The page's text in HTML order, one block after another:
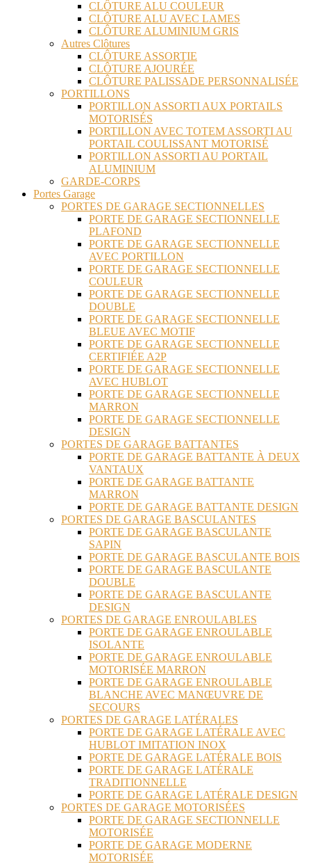
CLÔTURE ALU COULEUR
CLÔTURE ALU AVEC LAMES
CLÔTURE ALUMINIUM GRIS
Autres Clôtures
CLÔTURE ASSORTIE
CLÔTURE AJOURÉE
CLÔTURE PALISSADE PERSONNALISÉE
PORTILLONS
PORTILLON ASSORTI AUX PORTAILS
MOTORISÉS
PORTILLON AVEC TOTEM ASSORTI AU
PORTAIL COULISSANT MOTORISÉ
PORTILLON ASSORTI AU PORTAIL
ALUMINIUM
GARDE-CORPS
Portes Garage
PORTES DE GARAGE SECTIONNELLES
PORTE DE GARAGE SECTIONNELLE
PLAFOND
PORTE DE GARAGE SECTIONNELLE
AVEC PORTILLON
PORTE DE GARAGE SECTIONNELLE
COULEUR
PORTE DE GARAGE SECTIONNELLE
DOUBLE
PORTE DE GARAGE SECTIONNELLE
BLEUE AVEC MOTIF
PORTE DE GARAGE SECTIONNELLE
CERTIFIÉE A2P
PORTE DE GARAGE SECTIONNELLE
AVEC HUBLOT
PORTE DE GARAGE SECTIONNELLE
MARRON
PORTE DE GARAGE SECTIONNELLE
DESIGN
PORTES DE GARAGE BATTANTES
PORTE DE GARAGE BATTANTE À DEUX
VANTAUX
PORTE DE GARAGE BATTANTE
MARRON
PORTE DE GARAGE BATTANTE DESIGN
PORTES DE GARAGE BASCULANTES
PORTE DE GARAGE BASCULANTE
SAPIN
PORTE DE GARAGE BASCULANTE BOIS
PORTE DE GARAGE BASCULANTE
DOUBLE
PORTE DE GARAGE BASCULANTE
DESIGN
PORTES DE GARAGE ENROULABLES
PORTE DE GARAGE ENROULABLE
ISOLANTE
PORTE DE GARAGE ENROULABLE
MOTORISÉE MARRON
PORTE DE GARAGE ENROULABLE
BLANCHE AVEC MANŒUVRE DE
SECOURS
PORTES DE GARAGE LATÉRALES
PORTE DE GARAGE LATÉRALE AVEC
HUBLOT IMITATION INOX
PORTE DE GARAGE LATÉRALE BOIS
PORTE DE GARAGE LATÉRALE
TRADITIONNELLE
PORTE DE GARAGE LATÉRALE DESIGN
PORTES DE GARAGE MOTORISÉES
PORTE DE GARAGE SECTIONNELLE
MOTORISÉE
PORTE DE GARAGE MODERNE
MOTORISÉE